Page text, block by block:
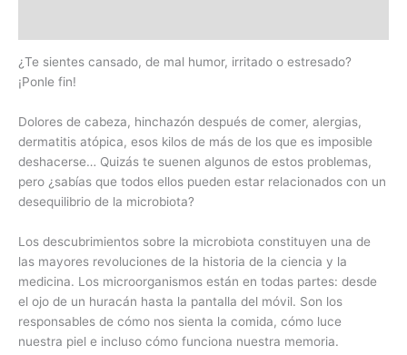
¿Te sientes cansado, de mal humor, irritado o estresado?
¡Ponle fin!
Dolores de cabeza, hinchazón después de comer, alergias,
dermatitis atópica, esos kilos de más de los que es imposible
deshacerse… Quizás te suenen algunos de estos problemas,
pero ¿sabías que todos ellos pueden estar relacionados con un
desequilibrio de la microbiota?
Los descubrimientos sobre la microbiota constituyen una de
las mayores revoluciones de la historia de la ciencia y la
medicina. Los microorganismos están en todas partes: desde
el ojo de un huracán hasta la pantalla del móvil. Son los
responsables de cómo nos sienta la comida, cómo luce
nuestra piel e incluso cómo funciona nuestra memoria.